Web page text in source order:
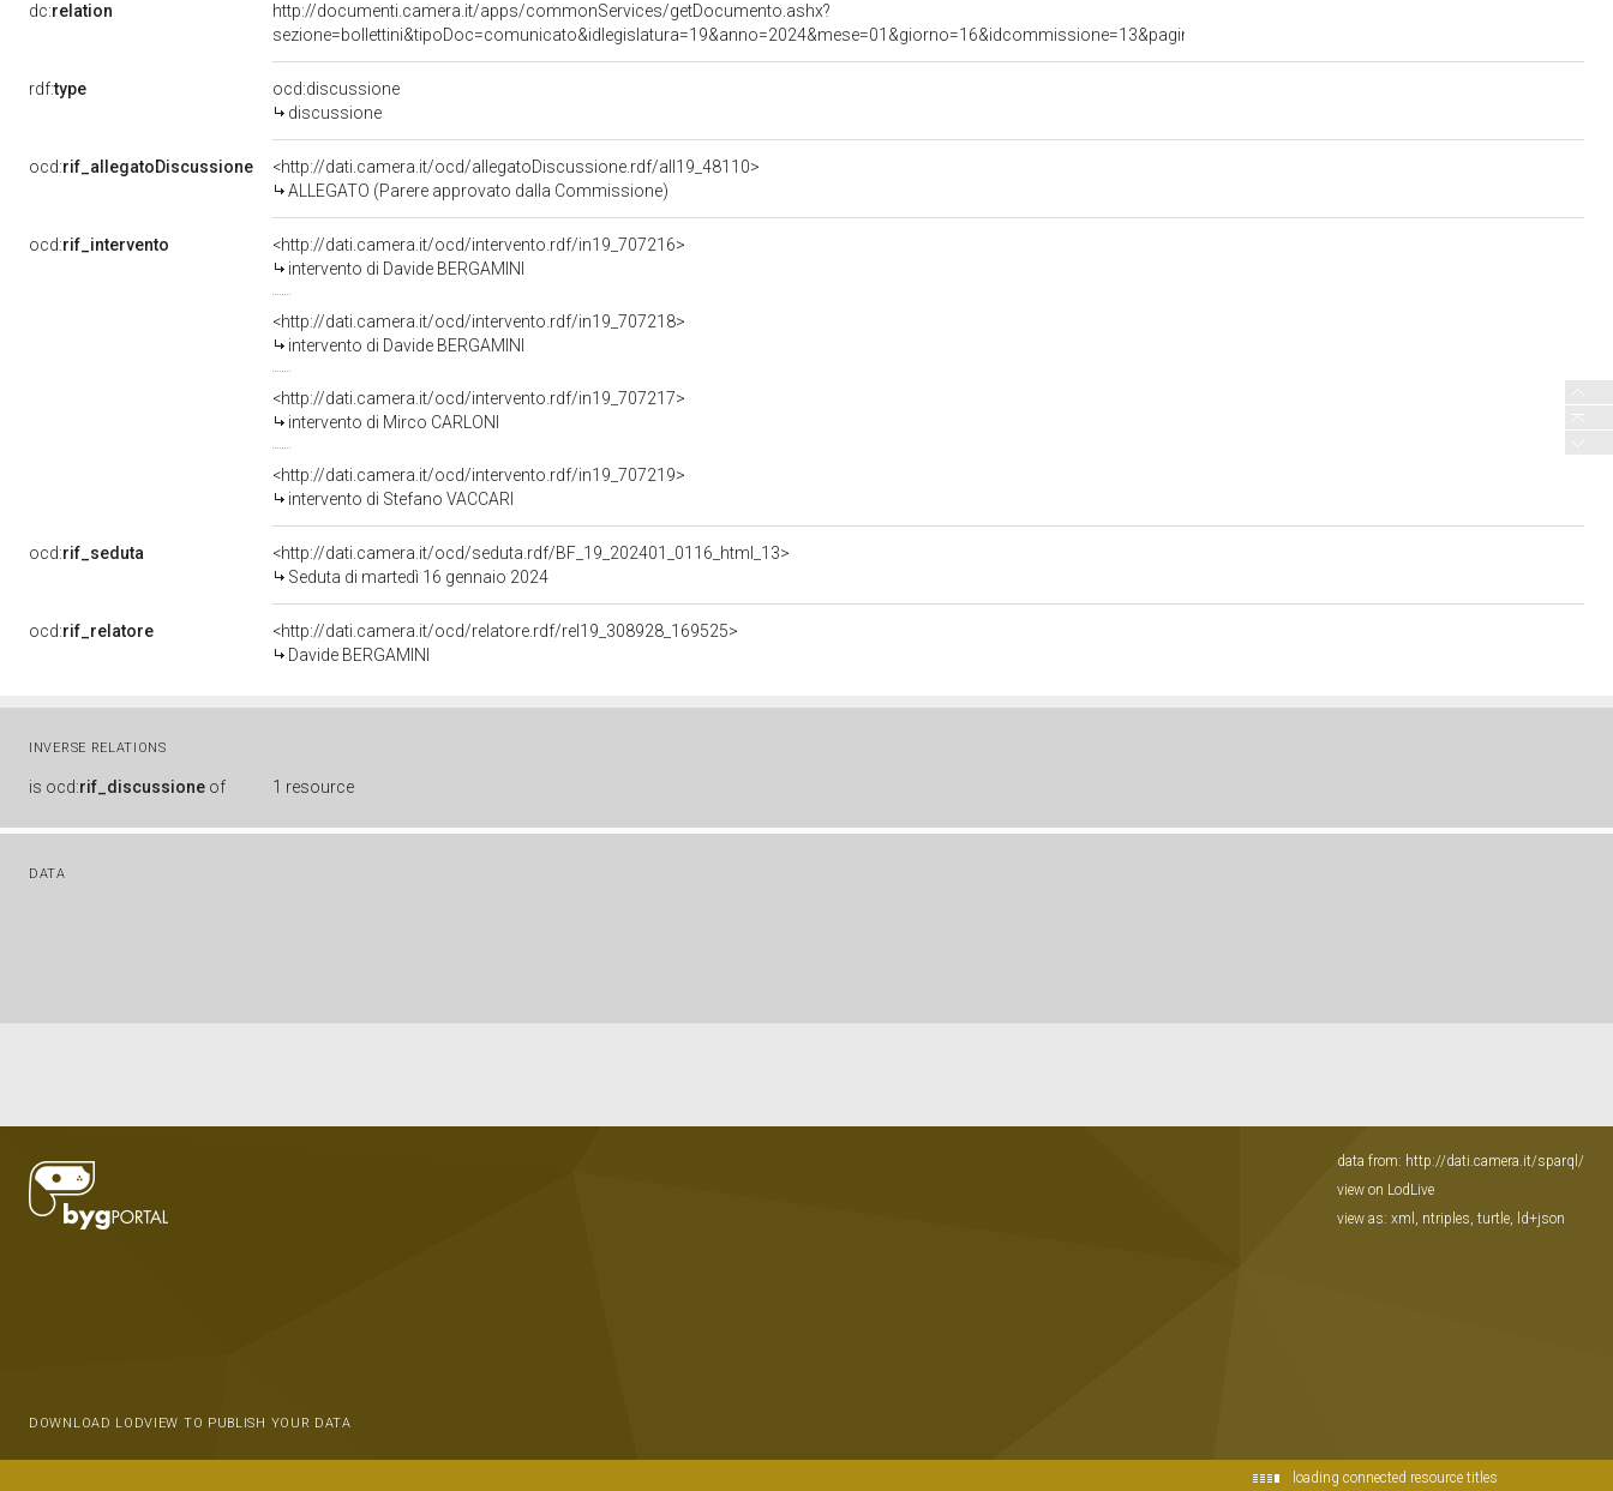
dc:relation
http://documenti.camera.it/apps/commonServices/getDocumento.ashx?
rdf:type
ocd:discussione
discussione
ocd:rif_allegatoDiscussione
<http://dati.camera.it/ocd/allegatoDiscussione.rdf/all19_48110>
ALLEGATO (Parere approvato dalla Commissione)
ocd:rif_intervento
<http://dati.camera.it/ocd/intervento.rdf/in19_707216>
intervento di Davide BERGAMINI
<http://dati.camera.it/ocd/intervento.rdf/in19_707218>
intervento di Davide BERGAMINI
<http://dati.camera.it/ocd/intervento.rdf/in19_707217>
intervento di Mirco CARLONI
<http://dati.camera.it/ocd/intervento.rdf/in19_707219>
intervento di Stefano VACCARI
ocd:rif_seduta
<http://dati.camera.it/ocd/seduta.rdf/BF_19_202401_0116_html_13>
Seduta di martedì 16 gennaio 2024
ocd:rif_relatore
<http://dati.camera.it/ocd/relatore.rdf/rel19_308928_169525>
Davide BERGAMINI
INVERSE RELATIONS
is ocd:rif_discussione of 1 resource
DATA
DOWNLOAD LODVIEW TO PUBLISH YOUR DATA
data from: http://dati.camera.it/sparql/
view on LodLive
view as: xml , ntriples, turtle, ld+json
loading connected resource titles